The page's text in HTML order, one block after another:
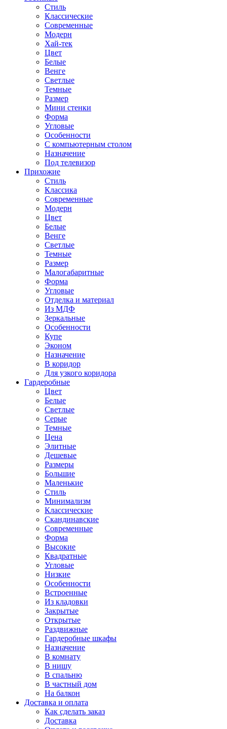
Стиль
Классические
Современные
Модерн
Хай-тек
Цвет
Белые
Венге
Светлые
Темные
Размер
Мини стенки
Форма
Угловые
Особенности
С компьютерным столом
Назначение
Под телевизор
Прихожие
Стиль
Классика
Современные
Модерн
Цвет
Белые
Венге
Светлые
Темные
Размер
Малогабаритные
Форма
Угловые
Отделка и материал
Из МДФ
Зеркальные
Особенности
Купе
Эконом
Назначение
В коридор
Для узкого коридора
Гардеробные
Цвет
Белые
Светлые
Серые
Темные
Цена
Элитные
Дешевые
Размеры
Большие
Маленькие
Стиль
Минимализм
Классические
Скандинавские
Современные
Форма
Высокие
Квадратные
Угловые
Низкие
Особенности
Встроенные
Из кладовки
Закрытые
Открытые
Раздвижные
Гардеробные шкафы
Назначение
В комнату
В нишу
В спальню
В частный дом
На балкон
Доставка и оплата
Как сделать заказ
Доставка